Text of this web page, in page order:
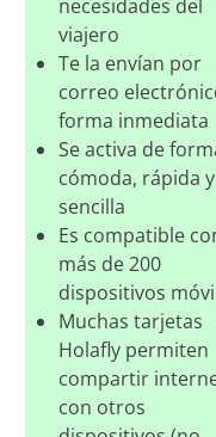
necesidades del
viajero
Te la envían por
correo
forma inmediata
Se activa de
cómoda, rápida y
sencilla
Es compatible
más de 200
dispositivos
Muchas tarjetas
Holafly permiten
compartir
con otros